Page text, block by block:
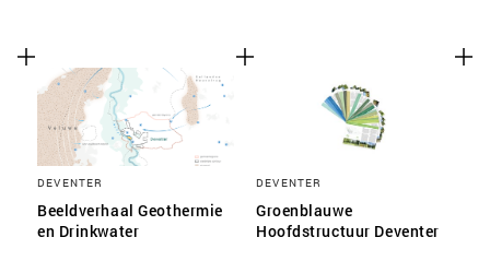
DEVENTER
Beeldverhaal Geothermie
en Drinkwater
DEVENTER
Groenblauwe
Hoofdstructuur Deventer